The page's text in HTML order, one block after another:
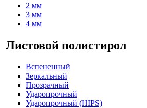
2 мм
3 мм
4 мм
Листовой полистирол
Вспененный
Зеркальный
Прозрачный
Ударопрочный
Ударопрочный (HIPS)